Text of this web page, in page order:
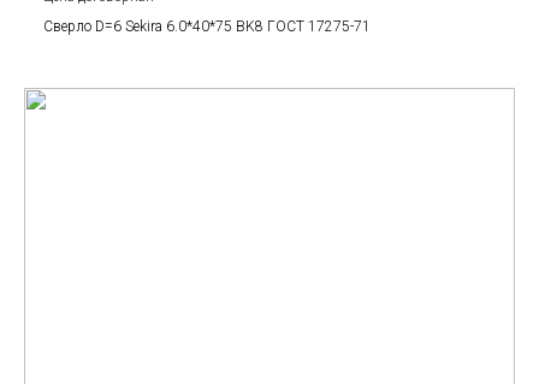
Сверло D=6 Sekira 6.0*40*75 BK8 ГОСТ 17275-71